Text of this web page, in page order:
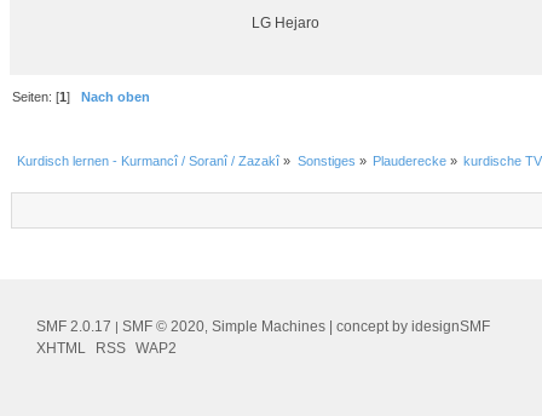
LG Hejaro
Seiten: [1]Nach oben
Kurdisch lernen - Kurmancî / Soranî / Zazakî » Sonstiges » Plauderecke» kurdische
SMF 2.0.17 SMF © 2020 Simple Machines | concept by idesignSMF
XHTML
RSS WAP2